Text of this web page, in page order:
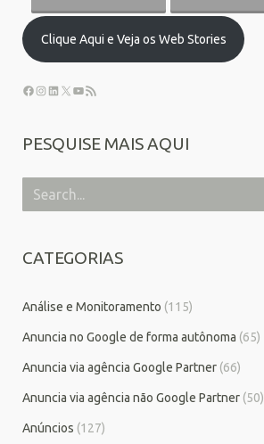
Clique Aqui e Veja os Web Stories
PESQUISE MAIS AQUI
CATEGORIAS
Análise e Monitoramento (115)
Anuncia no Google de forma autônoma (65)
Anuncia via agência Google Partner (66)
Anuncia via agência não Google Partner (50)
Anúncios (127)